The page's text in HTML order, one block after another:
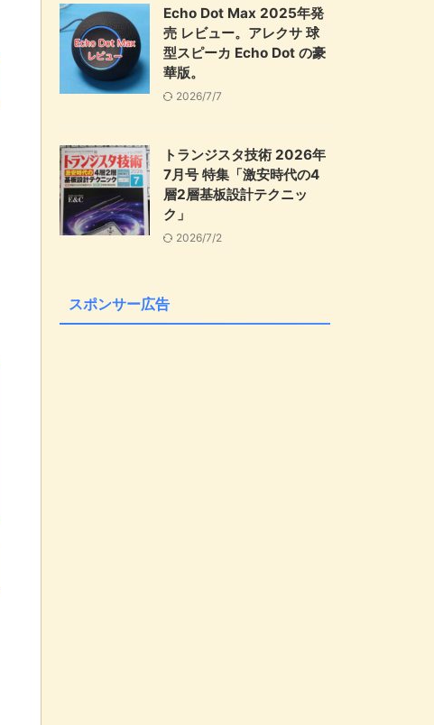
Echo Dot Max 2025年発
売 レビュー。アレクサ 球
型スピーカ Echo Dot の豪
華版。
2026/7/7
トランジスタ技術 2026年
7月号 特集「激安時代の4
層2層基板設計テクニッ
ク」
2026/7/2
スポンサー広告